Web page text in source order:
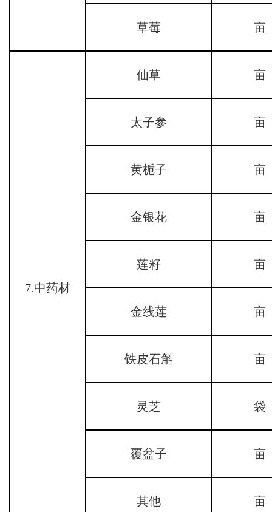
草莓 亩
7.中药材
仙草 亩
太子参 亩
黄栀子 亩
金银花 亩
莲籽 亩
金线莲 亩
铁皮石斛 亩
灵芝 袋
覆盆子 亩
其他 亩